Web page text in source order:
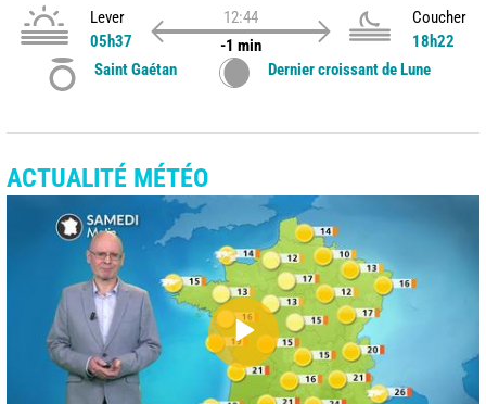
Lever
05h37
12:44
-1 min
Coucher
18h22
Saint Gaétan
Dernier croissant de Lune
ACTUALITÉ MÉTÉO